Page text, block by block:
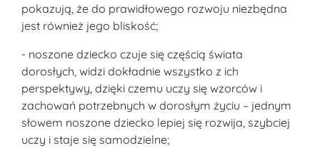
pokazują, że do prawidłowego rozwoju niezbędna
jest również jego bliskość;
- noszone dziecko czuje się częścią świata
dorosłych, widzi dokładnie wszystko z ich
perspektywy, dzięki czemu uczy się wzorców i
zachowań potrzebnych w dorosłym życiu – jednym
słowem noszone dziecko lepiej się rozwija, szybciej
uczy i staje się samodzielne;